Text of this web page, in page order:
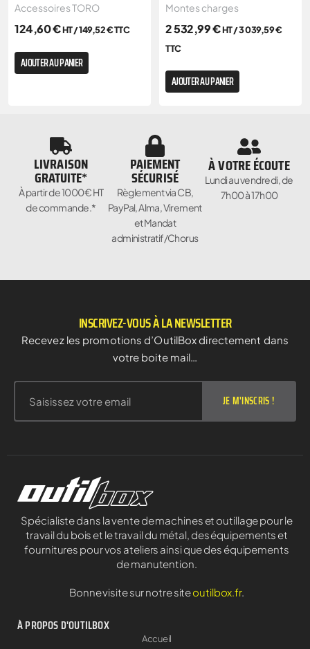
Accessoires TORO
124,60€HT /149,52€TTC
AJOUTER AU PANIER
Montes charges
2 532,99€HT /3 039,59€
TTC
AJOUTER AU PANIER
LIVRAISON
GRATUITE*
À partir de 1000€ HT
de commande.*
PAIEMENT
SÉCURISÉ
Règlement via CB,
PayPal, Alma, Virement
et Mandat
administratif/Chorus
À VOTRE ÉCOUTE
Lundi au vendredi, de
7h00 à 17h00
INSCRIVEZ-VOUS À LA NEWSLETTER
Recevez les promotions d’OutilBox directement dans
votre boite mail…
JE M'INSCRIS !
Spécialiste dans la vente de machines et outillage pour le
travail du bois et le travail du métal, des équipements et
fournitures pour vos ateliers ainsi que des équipements
de manutention.
Bonne visite sur notre siteoutilbox.fr.
À PROPOS D'OUTILBOX
Accueil